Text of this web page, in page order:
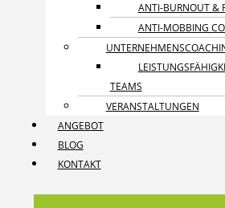
ANTI-BURNOUT &
ANTI-MOBBING
TEAMS
VERANSTALTUNGEN
ANGEBOT
BLOG
KONTAKT